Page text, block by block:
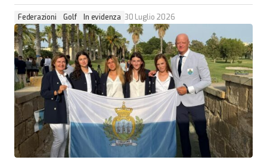
Federazioni Golf In evidenza 30 Luglio 2026